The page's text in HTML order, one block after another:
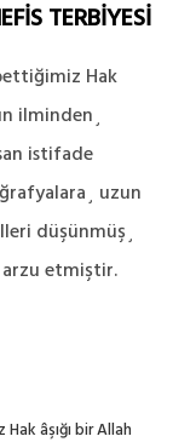
TERBİYESİ
Hak
ilminden¸
istifade
uzun
düşünmüş¸
arzu etmiştir.
âşığı bir Allah